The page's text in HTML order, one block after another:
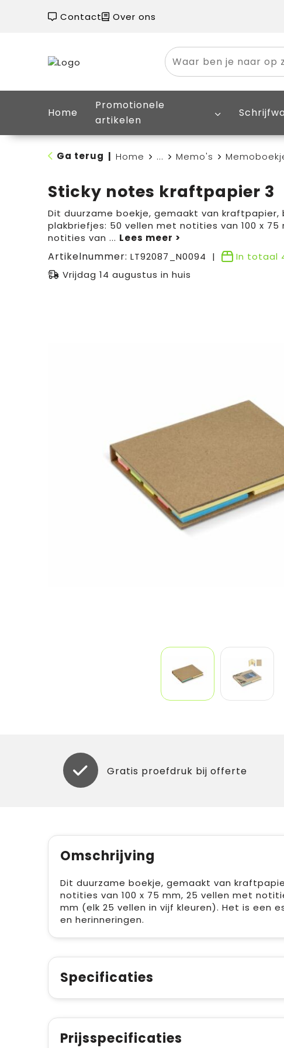
Contact Over ons
Home
Promotionele
artikelen
Ga terug Home ... Memo's
Sticky notes kraftpapier 3
Dit duurzame boekje, gemaakt van
plakbriefjes: 50 vellen met notities van 100 x 75
notities van ...
Artikelnummer: LT92087_N0094 In totaal
Vrijdag 14 augustus in huis
Gratis proefdruk bij offerte
Omschrijving
Dit duurzame boekje, gemaakt van
notities van 100 x 75 mm, 25 vellen met
mm (elk 25 vellen in vijf kleuren). Het is een
en herinneringen.
Specificaties
Prijsspecificaties